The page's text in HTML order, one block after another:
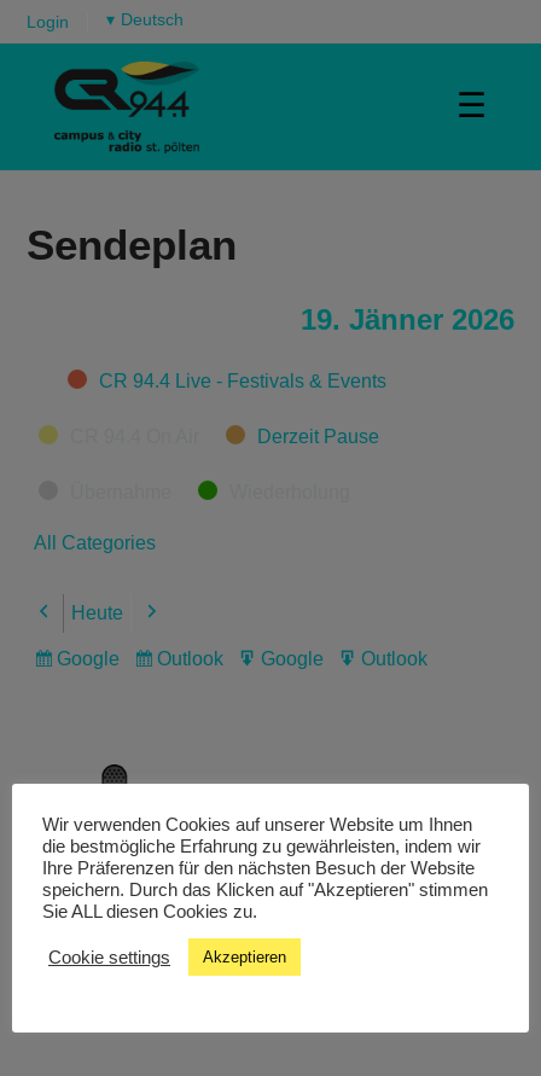
Login ▾
☰
Sendeplan
19. Jänner 2026
CategoriesCR 94.4 Live - Festivals & Events
Derzeit Pause
All Categories
Previous
Heute Next
Subscribe
Google
Subscribe
Outlook
Export
Google
Export
Outlook
Livestream
Studiochat
Wir verwenden Cookies auf unserer Website um Ihnen
die bestmögliche Erfahrung zu gewährleisten, indem wir
Ihre Präferenzen für den nächsten Besuch der Website
speichern. Durch das Klicken auf "Akzeptieren" stimmen
Sie ALL diesen Cookies zu.
Cookie settings Akzeptieren